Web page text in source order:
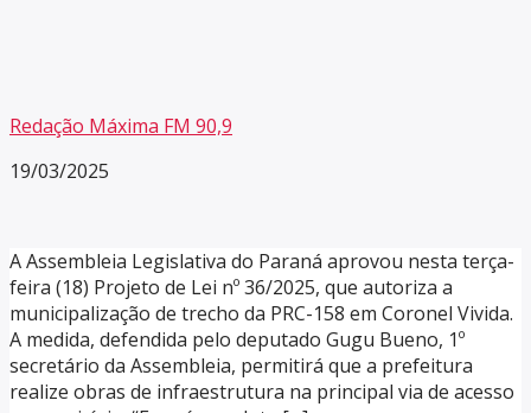
Redação Máxima FM 90,9
19/03/2025
A Assembleia Legislativa do Paraná aprovou nesta terça-
feira (18) Projeto de Lei nº 36/2025, que autoriza a
municipalização de trecho da PRC-158 em Coronel Vivida.
A medida, defendida pelo deputado Gugu Bueno, 1º
secretário da Assembleia, permitirá que a prefeitura
realize obras de infraestrutura na principal via de acesso